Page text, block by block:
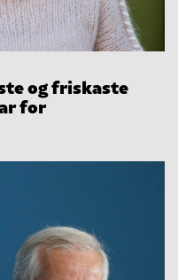
og friskaste
for